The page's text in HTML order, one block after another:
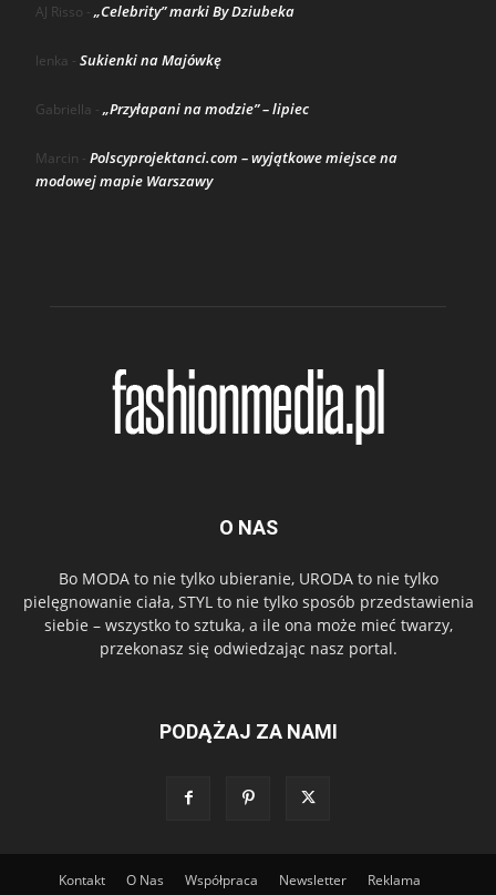
AJ Risso - „Celebrity” marki By Dziubeka
lenka - Sukienki na Majówkę
Gabriella - „Przyłapani na modzie” – lipiec
Marcin - Polscyprojektanci.com – wyjątkowe miejsce na
modowej mapie Warszawy
O NAS
Bo MODA to nie tylko ubieranie, URODA to nie tylko
pielęgnowanie ciała, STYL to nie tylko sposób przedstawienia
siebie – wszystko to sztuka, a ile ona może mieć twarzy,
przekonasz się odwiedzając nasz portal.
PODĄŻAJ ZA NAMI
Kontakt O Nas Współpraca Newsletter
Reklama